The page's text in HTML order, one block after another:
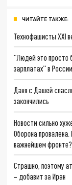
ЧИТАЙТЕ ТАКЖЕ:
Технофашисты XXI
"Людей это просто
зарплатах" в России
Даня с Дашей
закончились
Новости сильно
Оборона
важнейшем фронте?
Страшно, поэтому
– добавит за Иран